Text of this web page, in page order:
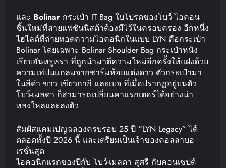
และ Bolinar กระเป๋า IT Bag ใบโปรดของโบว์ ไอคอน
ชิ้นใหม่ที่สายแฟชันนิสต้าต้องมีไว้ในครอบครอง อีกหนึ่ง
ไฮไลต์ที่ถ่ายทอดความไอคอนิกในแบบ LYN คือกระเป๋า
Bolinar โดยเฉพาะ Bolinar Shoulder Bag กระเป๋าหนัง
เรียบอันหรูหรา ที่ถูกนำมาตีความใหม่อีกครั้งให้แฝงด้วย
ความเท่ปนแกลมจากชาร์มห้อยแต่งดาว ตัวกระเป๋ามา
ในสีดำ ขาว เขียวกากี และเบจ ที่เมื่อปรากฏอยู่บนตัว
โบว์-เมลดา ก็สามารถเปลี่ยนคาแรกเตอร์ได้อย่างน่า
หลงใหลและลงตัว
สัมผัสแคมเปญฉลองครบรอบ 25 ปี “LYN Legacy” ได้
ตลอดทั้งปี 2026 นี้ และเตรียมเป็นเจ้าของคอลลาบอ
เรชั่นสุด
ไอคอนิกแรกของปีกับ โบว์-เมลดา สุศรี กับคอนเซปต์